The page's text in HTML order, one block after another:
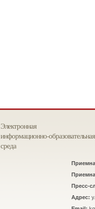
Электронная
информационно-образовательная
среда
Пресс-
Адрес: